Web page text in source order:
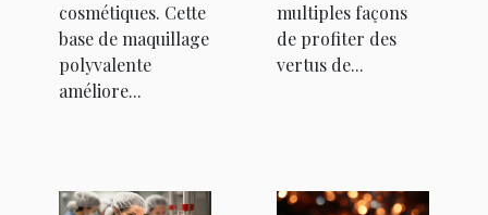
cosmétiques. Cette
base de maquillage
polyvalente
améliore...
multiples façons
de profiter des
vertus de...